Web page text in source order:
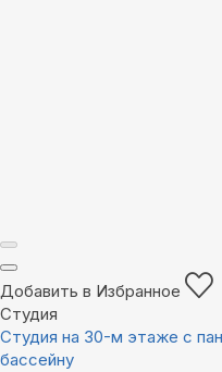
Добавить в Избранное
Студия
Студия на 30-м этаже с
бассейну